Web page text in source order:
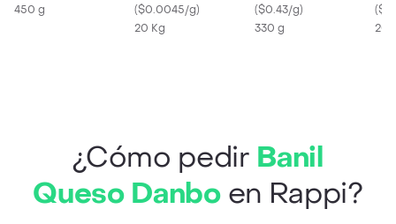
450 g
($0.0045/g)
20 Kg
($0.43/g)
330 g
(
¿Cómo pedir Banil
Queso Danboen Rappi?